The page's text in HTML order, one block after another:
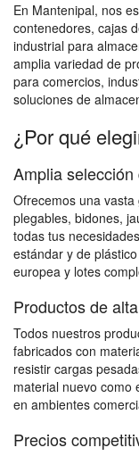
En Mantenipal, nos
contenedores, cajas
industrial para
amplia variedad de
para comercios,
soluciones de
¿Por qué
Amplia
Ofrecemos una
plegables, bidones,
todas tus
estándar y de
europea y lotes
Productos de
Todos nuestros
fabricados con
resistir cargas
material nuevo como
en ambientes
Precios